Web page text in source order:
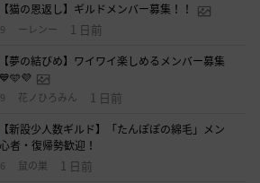
【猫の恩返し】ギルドメンバー募集！！
ーレンー 1 日前
【夢の結びめ】ワイワイ楽しめるメンバー募集
花ノひろみん 1 日前
【新設少人数ギルド】「たんぽぽの綿毛」メン
者・復帰勢歓迎！
鼠の巣 1 日前